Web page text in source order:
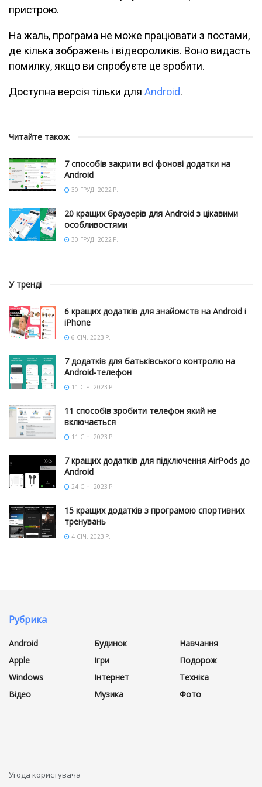
пристрою.
На жаль, програма не може працювати з постами,
де кілька зображень і відеороликів. Воно видасть
помилку, якщо ви спробуєте це зробити.
Доступна версія тільки для Android.
Читайте також
7 способів закрити всі фонові додатки на
Android
30 ГРУД. 2022 Р.
20 кращих браузерів для Android з цікавими
особливостями
30 ГРУД. 2022 Р.
У тренді
6 кращих додатків для знайомств на Android і
iPhone
6 СІЧ. 2023 Р.
7 додатків для батьківського контролю на
Android-телефон
11 СІЧ. 2023 Р.
11 способів зробити телефон який не
включається
11 СІЧ. 2023 Р.
7 кращих додатків для підключення AirPods до
Android
24 СІЧ. 2023 Р.
15 кращих додатків з програмою спортивних
тренувань
4 СІЧ. 2023 Р.
Рубрика
Android
Apple
Windows
Відео
Будинок
Ігри
Інтернет
Музика
Навчання
Подорож
Техніка
Фото
Угода користувача